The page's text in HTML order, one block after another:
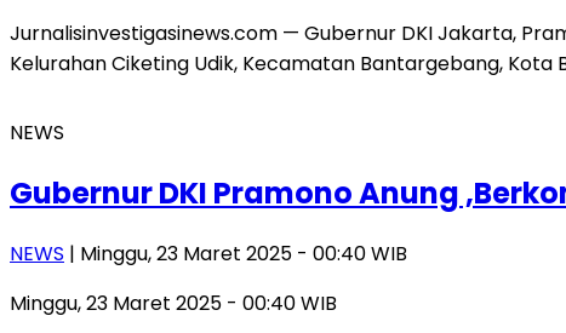
Jurnalisinvestigasinews.com — Gubernur DKI Jakarta,
Kelurahan Ciketing Udik, Kecamatan Bantargebang, Kota
NEWS
Gubernur DKI Pramono Anung
NEWS | Minggu, 23 Maret 2025 - 00:40 WIB
Minggu, 23 Maret 2025 - 00:40 WIB